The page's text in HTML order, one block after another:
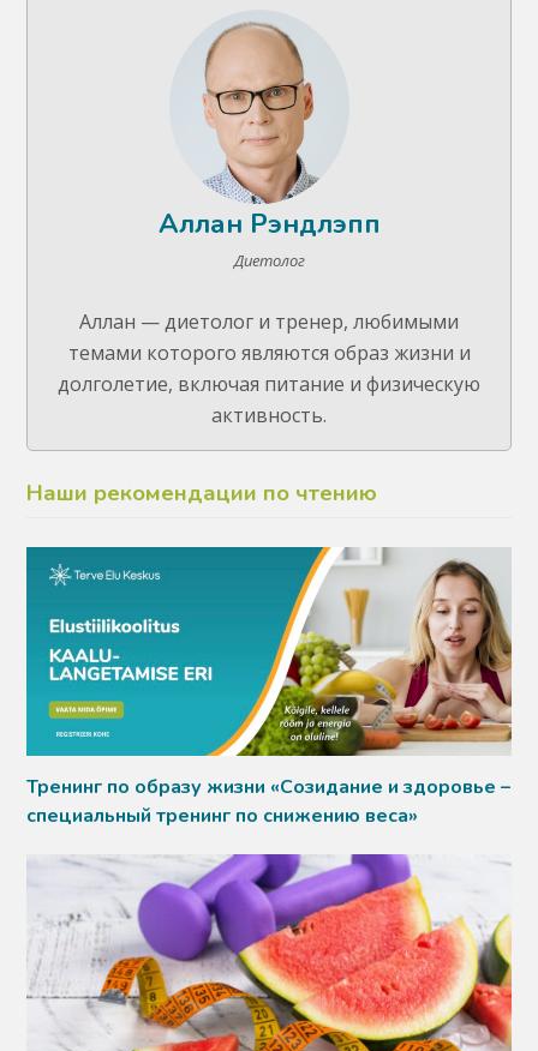
Аллан Рэндлэпп
Диетолог
Аллан — диетолог и тренер, любимыми
темами которого являются образ жизни и
долголетие, включая питание и физическую
активность.
Наши рекомендации по чтению
Тренинг по образу жизни «Созидание и здоровье –
специальный тренинг по снижению веса»